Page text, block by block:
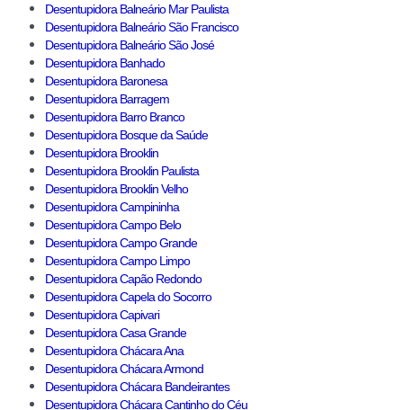
Desentupidora Balneário Mar Paulista
Desentupidora Balneário São Francisco
Desentupidora Balneário São José
Desentupidora Banhado
Desentupidora Baronesa
Desentupidora Barragem
Desentupidora Barro Branco
Desentupidora Bosque da Saúde
Desentupidora Brooklin
Desentupidora Brooklin Paulista
Desentupidora Brooklin Velho
Desentupidora Campininha
Desentupidora Campo Belo
Desentupidora Campo Grande
Desentupidora Campo Limpo
Desentupidora Capão Redondo
Desentupidora Capela do Socorro
Desentupidora Capivari
Desentupidora Casa Grande
Desentupidora Chácara Ana
Desentupidora Chácara Armond
Desentupidora Chácara Bandeirantes
Desentupidora Chácara Cantinho do Céu